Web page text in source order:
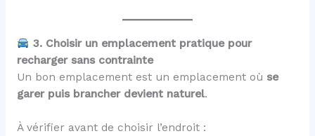
3. Choisir un emplacement pratique pour
recharger sans contrainte
Un bon emplacement est un emplacement où se
garer puis brancher devient naturel.
À vérifier avant de choisir l’endroit :